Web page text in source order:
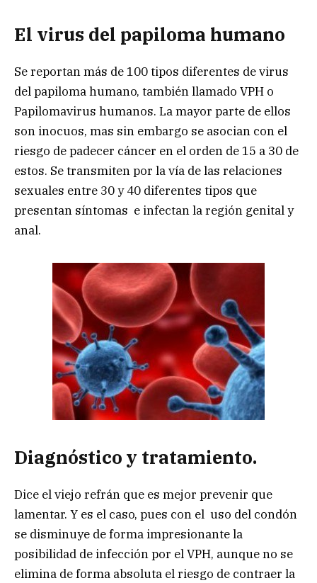
El virus del papiloma humano
Se reportan más de 100 tipos diferentes de virus
del papiloma humano, también llamado VPH o
Papilomavirus humanos. La mayor parte de ellos
son inocuos, mas sin embargo se asocian con el
riesgo de padecer cáncer en el orden de 15 a 30 de
estos. Se transmiten por la vía de las relaciones
sexuales entre 30 y 40 diferentes tipos que
presentan síntomas e infectan la región genital y
anal.
Diagnóstico y tratamiento.
Dice el viejo refrán que es mejor prevenir que
lamentar. Y es el caso, pues con el uso del condón
se disminuye de forma impresionante la
posibilidad de infección por el VPH, aunque no se
elimina de forma absoluta el riesgo de contraer la